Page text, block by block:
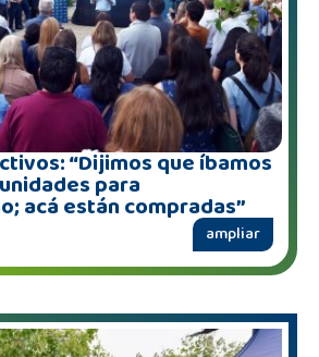
“Dijimos que íbamos
para
acá están compradas”
ampliar